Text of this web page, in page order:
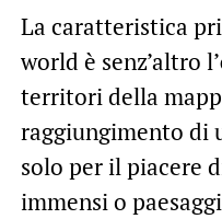
La caratteristica
world è senz’altro l’
territori della
raggiungimento di
solo per il piacere
immensi o